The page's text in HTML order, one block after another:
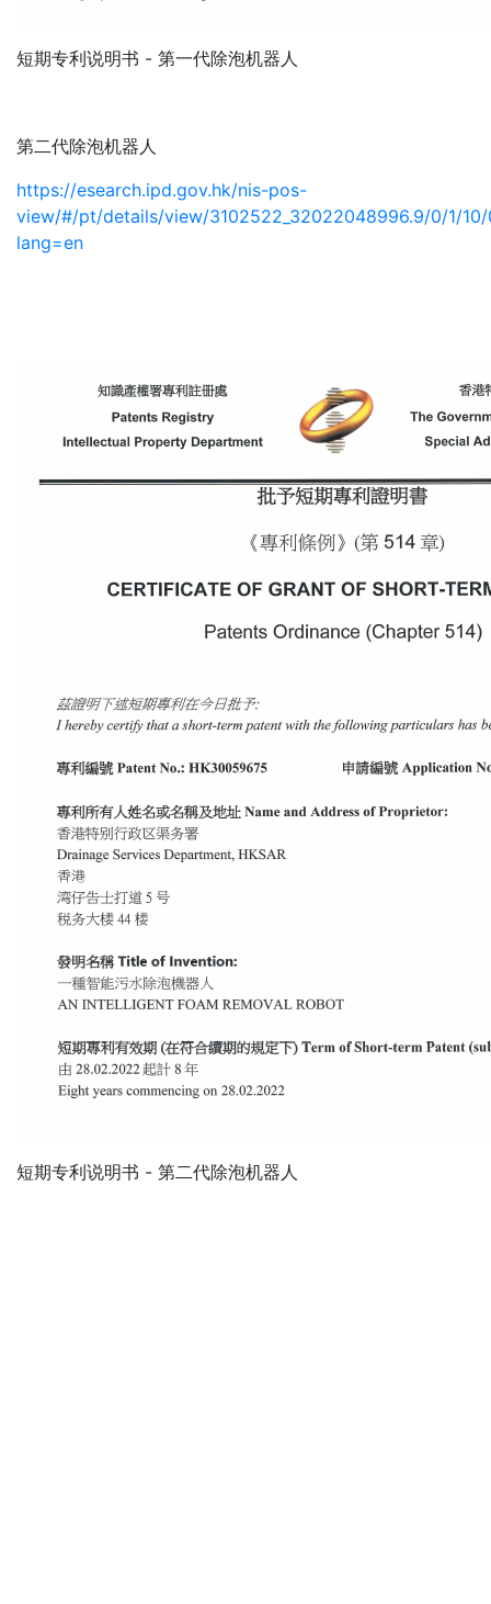
短期专利说明书 - 第一代除泡机器人
第二代除泡机器人
https://esearch.ipd.gov.hk/nis-pos-
view/#/pt/details/view/3102522_32022048996.9/0/1/10/
lang=en
短期专利说明书 - 第二代除泡机器人